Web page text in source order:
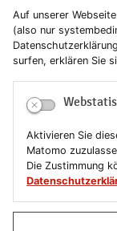
Auf unserer
(also nur
surfen, erklären Sie
Aktivieren Sie
Matomo
Die Zustimmung
Newsletter
Newsletterabmeldung
Impressum
Datenschutzerklärung
Erklärung zur
Leichte Sprache